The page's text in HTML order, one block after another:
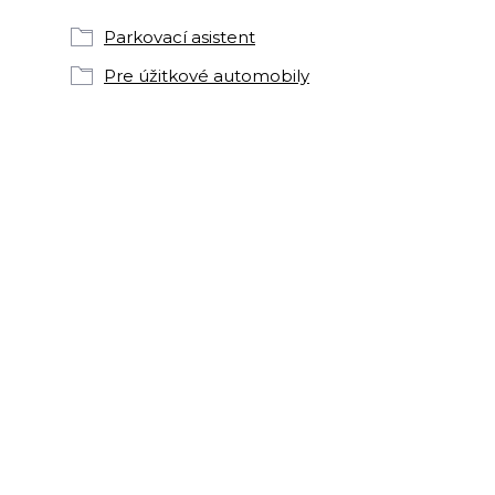
Parkovací asistent
Pre úžitkové automobily